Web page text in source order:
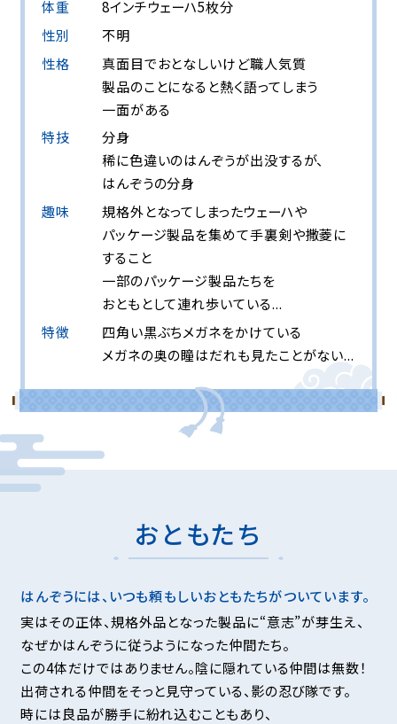
体重
8インチウェーハ5枚分
性別
不明
性格
真面目でおとなしいけど職人気質
製品のことになると熱く語ってしまう
一面がある
特技
分身
稀に色違いのはんぞうが出没するが、
はんぞうの分身
趣味
規格外となってしまったウェーハや
パッケージ製品を集めて手裏剣や撒菱に
すること
一部のパッケージ製品たちを
おともとして連れ歩いている...
特徴
四角い黒ぶちメガネをかけている
メガネの奥の瞳はだれも見たことがない...
おともたち
はんぞうには、いつも頼もしいおともたちがついています。
実はその正体、規格外品となった製品に“意志”が芽生え、
なぜかはんぞうに従うようになった仲間たち。
この4体だけではありません。陰に隠れている仲間は無数！
出荷される仲間をそっと見守っている、影の忍び隊です。
時には良品が勝手に紛れ込むこともあり、